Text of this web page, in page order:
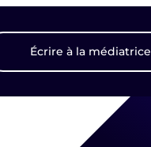
Écrire à la médiatrice